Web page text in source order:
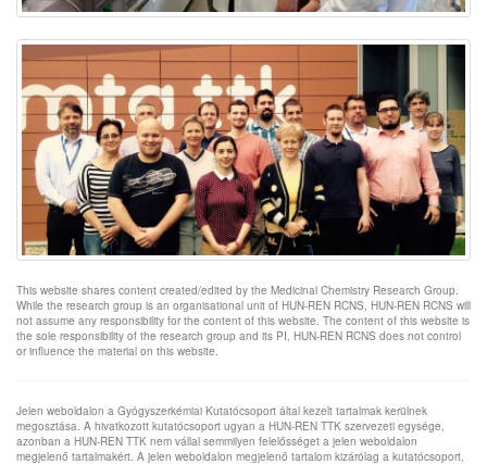
This website shares content created/edited by the Medicinal Chemistry Research Group.
While the research group is an organisational unit of HUN-REN RCNS, HUN-REN RCNS will
not assume any responsibility for the content of this website. The content of this website is
the sole responsibility of the research group and its PI, HUN-REN RCNS does not control
or influence the material on this website.
Jelen weboldalon a Gyógyszerkémiai Kutatócsoport által kezelt tartalmak kerülnek
megosztása. A hivatkozott kutatócsoport ugyan a HUN-REN TTK szervezeti egysége,
azonban a HUN-REN TTK nem vállal semmilyen felelősséget a jelen weboldalon
megjelenő tartalmakért. A jelen weboldalon megjelenő tartalom kizárólag a kutatócsoport,